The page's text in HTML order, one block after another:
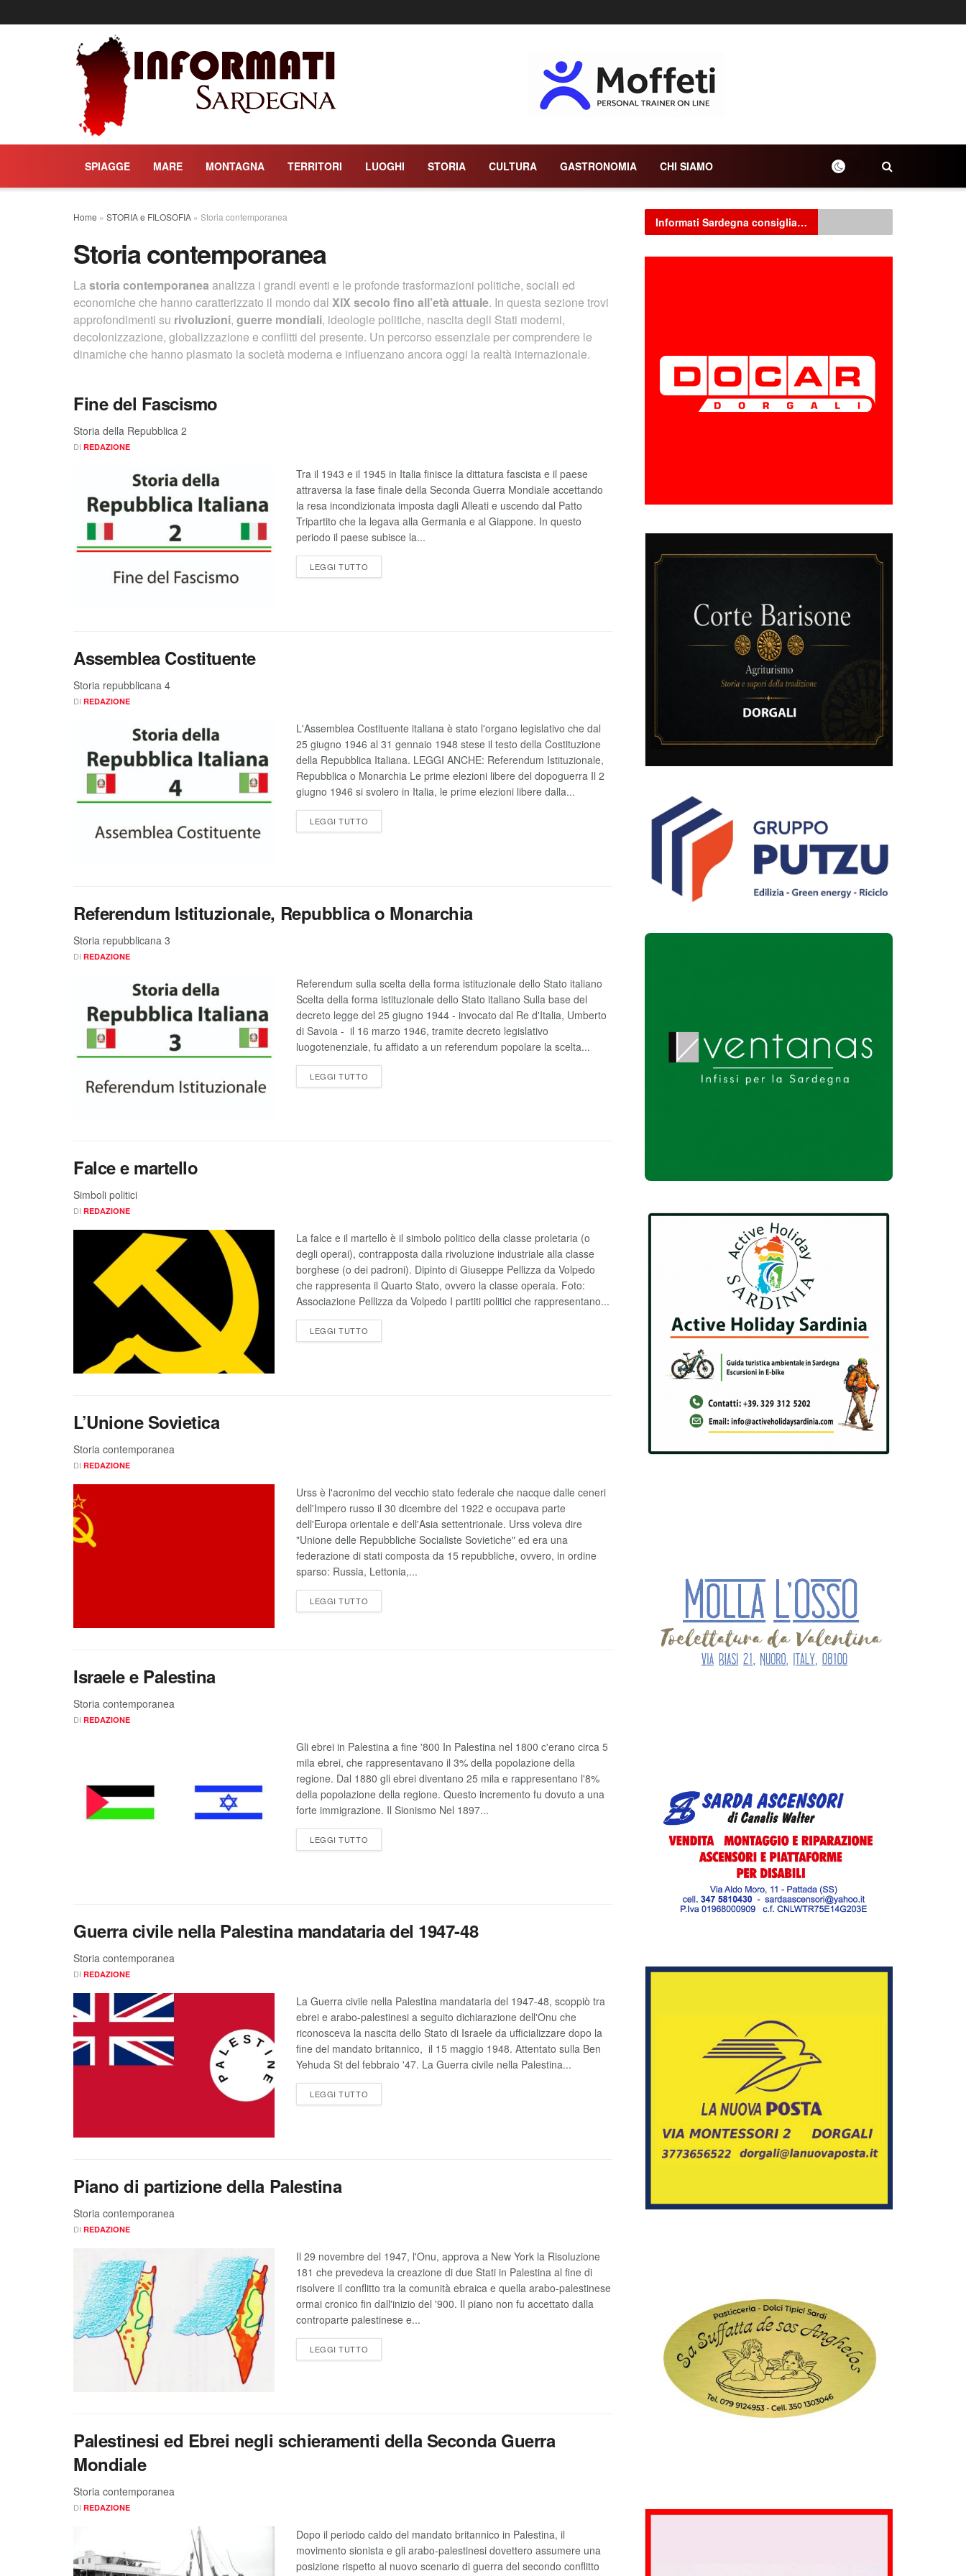
SPIAGGE MARE MONTAGNA TERRITORI LUOGHI STORIA CULTURA GASTRONOMIA CHI SIAMO
Home » STORIA e FILOSOFIA » Storia contemporanea
Storia contemporanea
Lastoria contemporanea analizza i grandi eventi e le profonde trasformazioni politiche, sociali ed
economiche che hanno caratterizzato il mondo dal XIX secolo fino all’età attuale. In questa sezione trovi
approfondimenti su rivoluzioni, guerre mondiali, ideologie politiche, nascita degli Stati moderni,
decolonizzazione, globalizzazione e conflitti del presente. Un percorso essenziale per comprendere le
dinamiche che hanno plasmato la società moderna e influenzano ancora oggi la realtà internazionale.
Fine del Fascismo
Storia della Repubblica 2
DI REDAZIONE
Tra il 1943 e il 1945 in Italia finisce la dittatura fascista e il paese
attraversa la fase finale della Seconda Guerra Mondiale accettando
la resa incondizionata imposta dagli Alleati e uscendo dal Patto
Tripartito che la legava alla Germania e al Giappone. In questo
periodo il paese subisce la...
LEGGI TUTTO
Assemblea Costituente
Storia repubblicana 4
DI REDAZIONE
L'Assemblea Costituente italiana è stato l'organo legislativo che dal
25 giugno 1946 al 31 gennaio 1948 stese il testo della Costituzione
della Repubblica Italiana. LEGGI ANCHE: Referendum Istituzionale,
Repubblica o Monarchia Le prime elezioni libere del dopoguerra Il 2
giugno 1946 si svolero in Italia, le prime elezioni libere dalla...
LEGGI TUTTO
Referendum Istituzionale, Repubblica o Monarchia
Storia repubblicana 3
DI REDAZIONE
Referendum sulla scelta della forma istituzionale dello Stato italiano
Scelta della forma istituzionale dello Stato italiano Sulla base del
decreto legge del 25 giugno 1944 - invocato dal Re d'Italia, Umberto
di Savoia - il 16 marzo 1946, tramite decreto legislativo
luogotenenziale, fu affidato a un referendum popolare la scelta...
LEGGI TUTTO
Falce e martello
Simboli politici
DI REDAZIONE
La falce e il martello è il simbolo politico della classe proletaria (o
degli operai), contrapposta dalla rivoluzione industriale alla classe
borghese (o dei padroni). Dipinto di Giuseppe Pellizza da Volpedo
che rappresenta il Quarto Stato, ovvero la classe operaia. Foto:
Associazione Pellizza da Volpedo I partiti politici che rappresentano...
LEGGI TUTTO
L’Unione Sovietica
Storia contemporanea
DI REDAZIONE
Urss è l'acronimo del vecchio stato federale che nacque dalle ceneri
dell'Impero russo il 30 dicembre del 1922 e occupava parte
dell'Europa orientale e dell'Asia settentrionale. Urss voleva dire
"Unione delle Repubbliche Socialiste Sovietiche" ed era una
federazione di stati composta da 15 repubbliche, ovvero, in ordine
sparso: Russia, Lettonia,...
LEGGI TUTTO
Israele e Palestina
Storia contemporanea
DI REDAZIONE
Gli ebrei in Palestina a fine '800 In Palestina nel 1800 c'erano circa 5
mila ebrei, che rappresentavano il 3% della popolazione della
regione. Dal 1880 gli ebrei diventano 25 mila e rappresentano l'8%
della popolazione della regione. Questo incremento fu dovuto a una
forte immigrazione. Il Sionismo Nel 1897...
LEGGI TUTTO
Guerra civile nella Palestina mandataria del 1947-48
Storia contemporanea
DI REDAZIONE
La Guerra civile nella Palestina mandataria del 1947-48, scoppiò tra
ebrei e arabo-palestinesi a seguito dichiarazione dell'Onu che
riconosceva la nascita dello Stato di Israele da ufficializzare dopo la
fine del mandato britannico, il 15 maggio 1948. Attentato sulla Ben
Yehuda St del febbraio '47. La Guerra civile nella Palestina...
LEGGI TUTTO
Piano di partizione della Palestina
Storia contemporanea
DI REDAZIONE
Il 29 novembre del 1947, l'Onu, approva a New York la Risoluzione
181 che prevedeva la creazione di due Stati in Palestina al fine di
risolvere il conflitto tra la comunità ebraica e quella arabo-palestinese
ormai cronico fin dall'inizio del '900. Il piano non fu accettato dalla
controparte palestinese e...
LEGGI TUTTO
Palestinesi ed Ebrei negli schieramenti della Seconda Guerra
Mondiale
Storia contemporanea
DI REDAZIONE
Dopo il periodo caldo del mandato britannico in Palestina, il
movimento sionista e gli arabo-palestinesi dovettero assumere una
posizione rispetto al nuovo scenario di guerra del secondo conflitto
Informati Sardegna consiglia…